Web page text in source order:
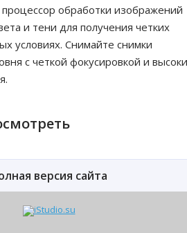
обработки изображений
и тени для получения четких
условиях. Снимайте снимки
с четкой фокусировкой и
версия сайта